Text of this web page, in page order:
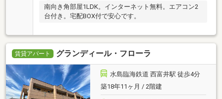
南向き角部屋1LDK。インターネット無料。エアコン2
台付き。宅配BOX付で安心です。
賃貸アパート グランディール・フローラ
水島臨海鉄道 西富井駅 徒歩4分
築18年11ヶ月 / 2階建